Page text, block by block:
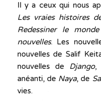
Il y a ceux qui nous
Les vraies histoires
Redessiner le monde
nouvelles. Les
nouvelles de Salif
nouvelles de Django,
anéanti, de Naya, de
vies.